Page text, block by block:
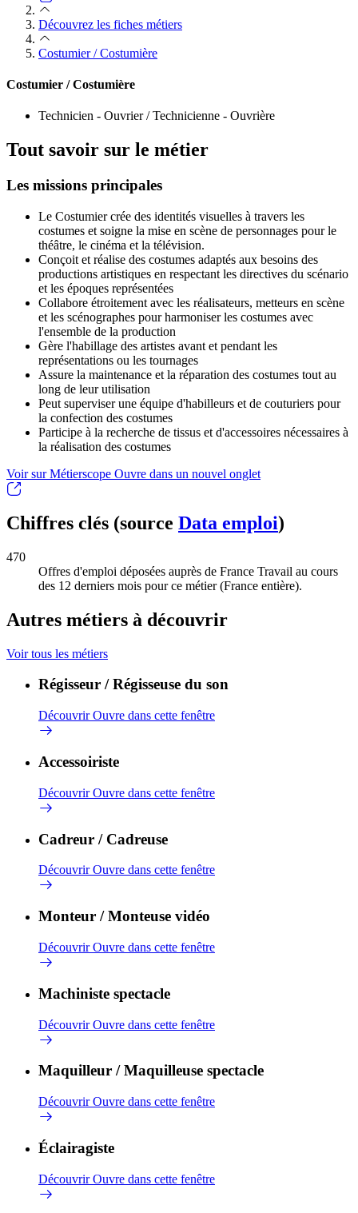
Découvrez les fiches métiers
Costumier / Costumière
Costumier / Costumière
Technicien - Ouvrier / Technicienne - Ouvrière
Tout savoir sur le métier
Les missions principales
Le Costumier crée des identités visuelles à travers les
costumes et soigne la mise en scène de personnages pour le
théâtre, le cinéma et la télévision.
Conçoit et réalise des costumes adaptés aux besoins des
productions artistiques en respectant les directives du scénario
et les époques représentées
Collabore étroitement avec les réalisateurs, metteurs en scène
et les scénographes pour harmoniser les costumes avec
l'ensemble de la production
Gère l'habillage des artistes avant et pendant les
représentations ou les tournages
Assure la maintenance et la réparation des costumes tout au
long de leur utilisation
Peut superviser une équipe d'habilleurs et de couturiers pour
la confection des costumes
Participe à la recherche de tissus et d'accessoires nécessaires à
la réalisation des costumes
Voir sur Métierscope Ouvre dans un nouvel onglet
Chiffres clés (source Data emploi)
470
Offres d'emploi déposées auprès de France Travail au cours
des 12 derniers mois pour ce métier (France entière).
Autres métiers à découvrir
Voir tous les métiers
Régisseur / Régisseuse du son
DécouvrirOuvre dans cette fenêtre
Accessoiriste
DécouvrirOuvre dans cette fenêtre
Cadreur / Cadreuse
DécouvrirOuvre dans cette fenêtre
Monteur / Monteuse vidéo
DécouvrirOuvre dans cette fenêtre
Machiniste spectacle
DécouvrirOuvre dans cette fenêtre
Maquilleur / Maquilleuse spectacle
DécouvrirOuvre dans cette fenêtre
Éclairagiste
DécouvrirOuvre dans cette fenêtre